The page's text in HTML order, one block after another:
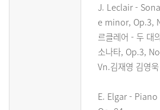
J. Leclair -
e minor, Op.3,
르클레어 - 두 대
소나타, Op.3,
Vn.김재영 김영욱
E. Elgar -